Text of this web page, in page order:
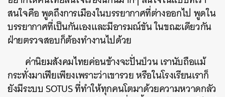
สนใจคือ พูดถึงการเมืองในบรรยากาศที่ต่างออกไป พูดใน
บรรยากาศที่เป็นกันเองและมีอารมณ์ขัน ในขณะเดียวกัน
ฝ่ายตรวจสอบก็ต้องทำงานไปด้วย
ค่านิยมสังคมไทยค่อนข้างจะปั่นป่วน เรานับถือแม้
กระทั่งมาเฟียเพียงเพราะว่าเขารวย หรือในโรงเรียนเราก็
ยังมีระบบ SOTUS ที่ทำให้ทุกคนโตมาด้วยความหวาดกลัว